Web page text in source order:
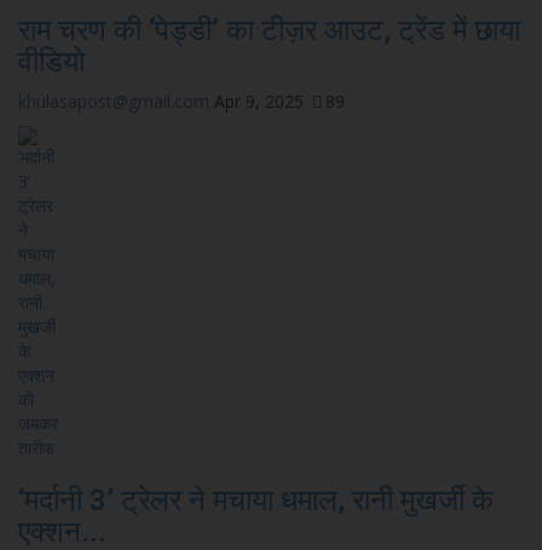
राम चरण की ‘पेड्डी’ का टीज़र आउट, ट्रेंड में छाया
वीडियो
khulasapost@gmail.com Apr 9, 2025 89
‘मर्दानी 3’ ट्रेलर ने मचाया धमाल, रानी मुखर्जी के
एक्शन...